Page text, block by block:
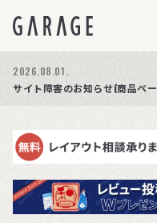
2026.08.03.
商品ページ障害復旧のお知らせ
2026.08.01.